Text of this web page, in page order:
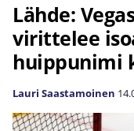
Lähde:
virittelee
huippunimi
Lauri Saastamoinen